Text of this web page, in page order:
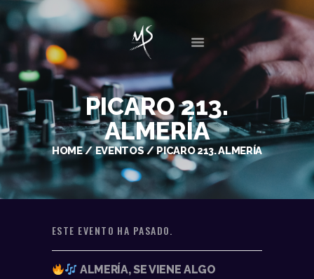
PICARO 213.
ALMERÍA
HOME EVENTOS PICARO 213. ALMERÍA
INICIO
BIO
DISCOGRAFÍA
SESIONES
EVENTOS
GALERIA
CONTACTO
ESTE EVENTO HA PASADO.
ALMERÍA, SE VIENE ALGO